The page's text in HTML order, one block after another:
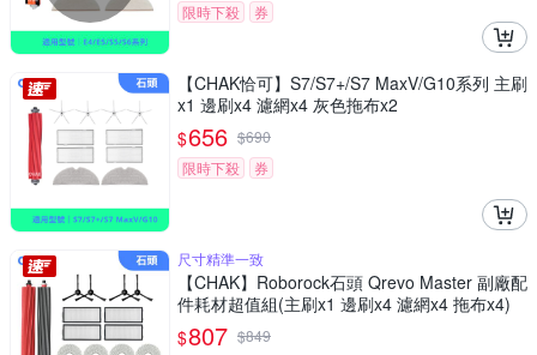
限時下殺
券
【CHAK恰可】S7/S7+/S7 MaxV/G10系列 主刷
x1 邊刷x4 濾網x4 灰色拖布x2
$656 $690
限時下殺
券
尺寸精準一致
【CHAK】Roborock石頭 Qrevo Master 副廠配
件耗材超值組(主刷x1 邊刷x4 濾網x4 拖布x4)
$807 $849